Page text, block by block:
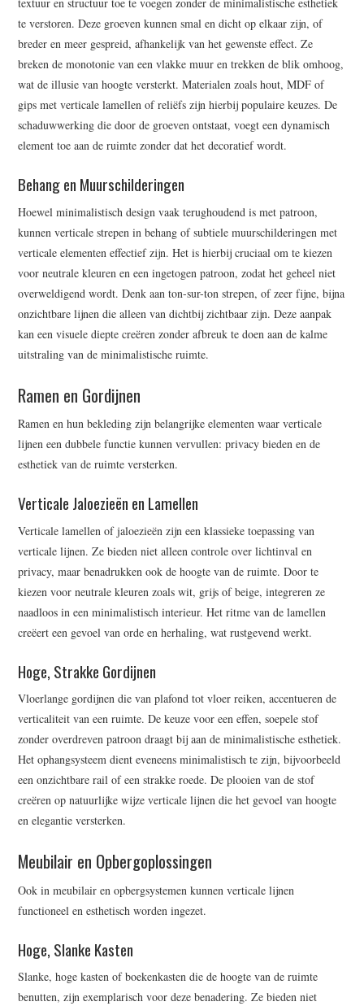
te verstoren. Deze groeven kunnen smal en dicht op elkaar zijn, of
breder en meer gespreid, afhankelijk van het gewenste effect. Ze
breken de monotonie van een vlakke muur en trekken de blik omhoog,
wat de illusie van hoogte versterkt. Materialen zoals hout, MDF of
gips met verticale lamellen of reliëfs zijn hierbij populaire keuzes. De
schaduwwerking die door de groeven ontstaat, voegt een dynamisch
element toe aan de ruimte zonder dat het decoratief wordt.
Behang en Muurschilderingen
Hoewel minimalistisch design vaak terughoudend is met patroon,
kunnen verticale strepen in behang of subtiele muurschilderingen met
verticale elementen effectief zijn. Het is hierbij cruciaal om te kiezen
voor neutrale kleuren en een ingetogen patroon, zodat het geheel niet
overweldigend wordt. Denk aan ton-sur-ton strepen, of zeer fijne, bijna
onzichtbare lijnen die alleen van dichtbij zichtbaar zijn. Deze aanpak
kan een visuele diepte creëren zonder afbreuk te doen aan de kalme
uitstraling van de minimalistische ruimte.
Ramen en Gordijnen
Ramen en hun bekleding zijn belangrijke elementen waar verticale
lijnen een dubbele functie kunnen vervullen: privacy bieden en de
esthetiek van de ruimte versterken.
Verticale Jaloezieën en Lamellen
Verticale lamellen of jaloezieën zijn een klassieke toepassing van
verticale lijnen. Ze bieden niet alleen controle over lichtinval en
privacy, maar benadrukken ook de hoogte van de ruimte. Door te
kiezen voor neutrale kleuren zoals wit, grijs of beige, integreren ze
naadloos in een minimalistisch interieur. Het ritme van de lamellen
creëert een gevoel van orde en herhaling, wat rustgevend werkt.
Hoge, Strakke Gordijnen
Vloerlange gordijnen die van plafond tot vloer reiken, accentueren de
verticaliteit van een ruimte. De keuze voor een effen, soepele stof
zonder overdreven patroon draagt bij aan de minimalistische esthetiek.
Het ophangsysteem dient eveneens minimalistisch te zijn, bijvoorbeeld
een onzichtbare rail of een strakke roede. De plooien van de stof
creëren op natuurlijke wijze verticale lijnen die het gevoel van hoogte
en elegantie versterken.
Meubilair en Opbergoplossingen
Ook in meubilair en opbergsystemen kunnen verticale lijnen
functioneel en esthetisch worden ingezet.
Hoge, Slanke Kasten
Slanke, hoge kasten of boekenkasten die de hoogte van de ruimte
benutten, zijn exemplarisch voor deze benadering. Ze bieden niet